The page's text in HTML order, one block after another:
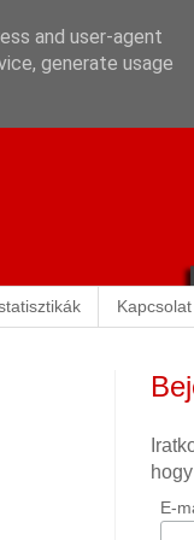
Kapcsolat
E-
and user-agent
generate usage